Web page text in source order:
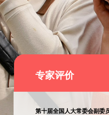
物理治疗室
专家评价
第十届全国人大常委会副委